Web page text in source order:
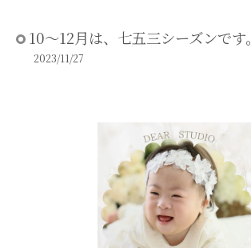
10～12月は、七五三シーズンです。
2023/11/27